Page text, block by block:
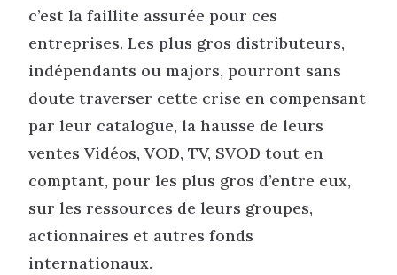
c’est la faillite assurée pour ces
entreprises. Les plus gros distributeurs,
indépendants ou majors, pourront sans
doute traverser cette crise en compensant
par leur catalogue, la hausse de leurs
ventes Vidéos, VOD, TV, SVOD tout en
comptant, pour les plus gros d’entre eux,
sur les ressources de leurs groupes,
actionnaires et autres fonds
internationaux.